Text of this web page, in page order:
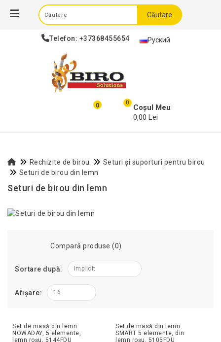
Telefon: +37368455654 Руский
Căutare
0 0
Coșul Meu
0,00 Lei
Rechizite de birou
Seturi și suporturi pentru birou
Seturi de birou din lemn
Seturi de birou din lemn
Compară produse (0)
Sortare după: Implicit
Afișare: 16
Set de masă din lemn
NOWADAY, 5 elemente,
lemn roșu, 5144FDU
Set de masă din lemn
SMART 5 elemente, din
lemn roșu, 5105FDU